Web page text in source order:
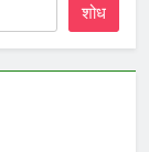
शोध